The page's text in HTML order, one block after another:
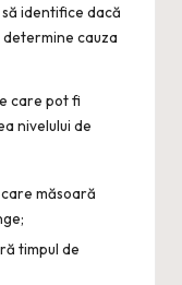
identifice dacă
cauza
care pot fi
nivelului de
măsoară
timpul de